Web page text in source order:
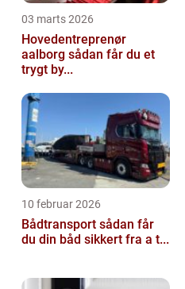
03 marts 2026
Hovedentreprenør
aalborg sådan får du et
trygt by...
10 februar 2026
Bådtransport sådan får
du din båd sikkert fra a t...